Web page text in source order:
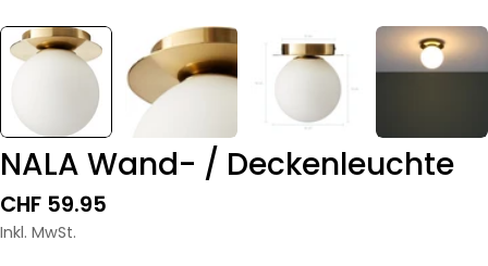
NALA Wand- / Deckenleuchte
Regulärer
Preis
CHF 59.95
Inkl. MwSt.